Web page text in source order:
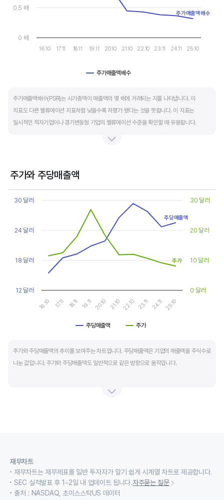
주가매출액배수
16.10 17.11 18.11 19.11 20.10 21.10 22.10 23.11 24.11 25.10
0 배
0.5 배
주가매출액배수
주가매출액배수(PSR)는 시가총액이 매출액의 몇 배에 거래되는 지를 나타냅니다. 이
지표도 다른 밸류에이션 지표처럼 낮을수록 저평가 됐다는 것을 뜻합니다. 이 지표는
일시적인 적자기업이나 경기변동형 기업의 밸류에이션 수준을 확인할 때 유용합니다.
주가와 주당매출액
Chart
Line chart with 2 lines.
View as data table, Chart
The chart has 1 X axis displaying categories.
The chart has 2 Y axes displaying values, and values.
주당매출액 주가
16.10 17.11 18.11 19.11 20.10 21.10 22.10 23.11 24.11 25.10
12 달러
18 달러
24 달러
30 달러
0 달러
10 달러
20 달러
30 달러
주당매출액
주가
주가와 주당매출액의 추이를 보여주는 차트입니다. 주당매출액은 기업의 매출액을 주식수로
나눈 값입니다. 주가와 주당매출액도 일반적으로 같은 방향으로 움직입니다.
재무차트
재무차트는 재무제표를 일반 투자자가 알기 쉽게 시계열 차트로 제공합니다.
SEC 실적발표 후 1~2일 내 업데이트 됩니다.자주묻는 질문
출처 : NASDAQ, 초이스스탁US 데이터